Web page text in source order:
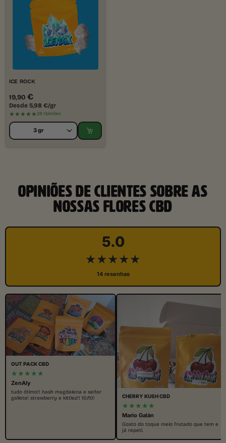
ICE ROCK
19,90 €
Desde5,98 €/gr
★★★★★28 Opiniões
OPINIÕES DE CLIENTES SOBRE AS
NOSSAS FLORES CBD
5.0
★★★★★
14 resenhas
OUT PACK CBD
★★★★★
ZenAly
tudo ótimo!! hash magdalena e señor
galleta! strawberry e kittlez!! 10/10!
CHERRY KUSH CBD
★★★★★
Mario Galán
Gosto do toque meio frutado que tem e
já repeti.